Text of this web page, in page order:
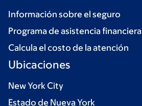
Información sobre el seguro
Programa de asistencia financiera
Calcula el costo de la atención
Ubicaciones
New York City
Estado de Nueva York